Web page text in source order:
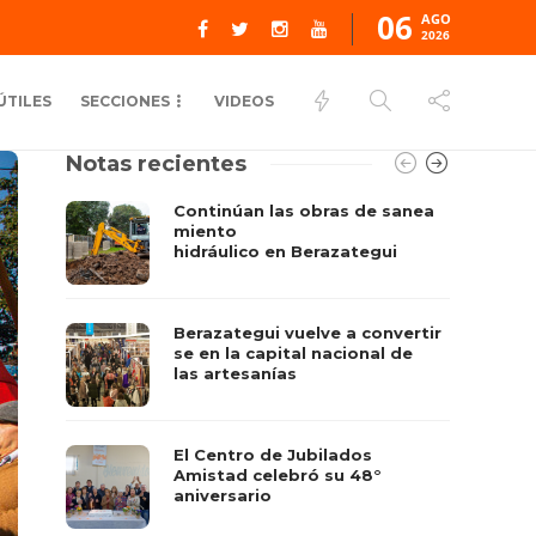
06 AGO
2026
SECCIONES VIDEOS
Notas recientes
Continúan las obras de sanea
miento
hidráulico en Berazategui
Berazategui vuelve a convertir
se en la capital nacional de
las artesanías
El Centro de Jubilados
Amistad celebró su 48°
aniversario